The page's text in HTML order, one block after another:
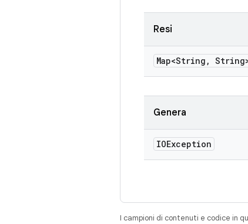
Resi
Map<String ,
Genera
IOException
I campioni di contenuti e codice in